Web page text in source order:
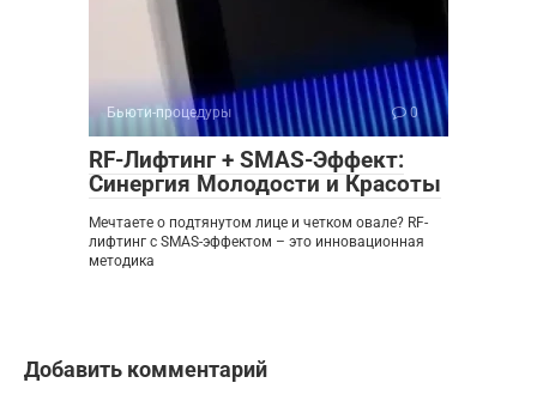
Бьюти-процедуры 0
RF-Лифтинг + SMAS-Эффект:
Синергия Молодости и Красоты
Мечтаете о подтянутом лице и четком овале? RF-
лифтинг с SMAS-эффектом – это инновационная
методика
Добавить комментарий